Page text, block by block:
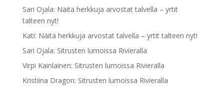
Sari Ojala: Näitä herkkuja arvostat talvella – yrtit
talteen nyt!
Kati: Näitä herkkuja arvostat talvella – yrtit talteen nyt!
Sari Ojala: Sitrusten lumoissa Rivieralla
Virpi Kainlainen: Sitrusten lumoissa Rivieralla
Kristiina Dragon: Sitrusten lumoissa Rivieralla